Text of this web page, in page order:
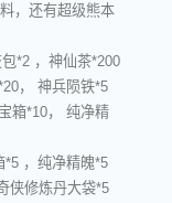
，还有超级熊本
*2 ，神仙茶*200
， 神兵陨铁*5
箱*10， 纯净精
*5 ，纯净精魄*5
侠修炼丹大袋*5